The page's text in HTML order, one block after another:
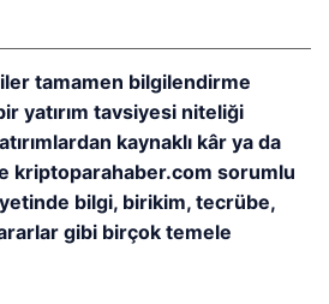
tamamen bilgilendirme
yatırım tavsiyesi niteliği
kaynaklı kâr ya da
kriptoparahaber.com sorumlu
bilgi, birikim, tecrübe,
gibi birçok temele